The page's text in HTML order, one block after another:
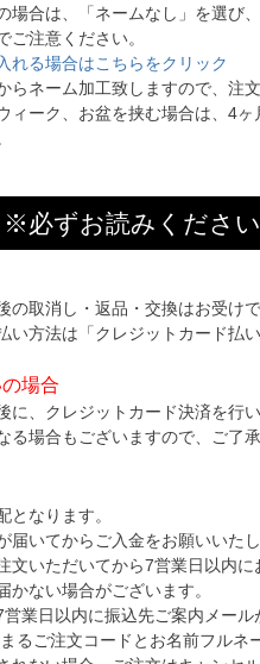
場合は、「ネームなし」を選び
注意ください。
れる場合はこちらをクリック
ネーム加工致しますので、注
ーク、お盆を挟む場合は、4ヶ
必ずお読みくださ
の取消し・返品・交換はお受けで
い方法は「クレジットカード払
場合
に、クレジットカード決済を行い
場合もございますので、ご了承
となります。
届いてからご入金をお願いいたし
文いただいてから7営業日以内に
かない場合がございます。
営業日以内に振込先ご案内メー
るご注文コードとお名前フルネ